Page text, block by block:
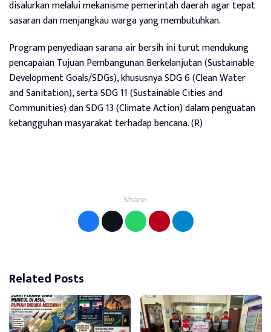
disalurkan melalui mekanisme pemerintah daerah agar tepat
sasaran dan menjangkau warga yang membutuhkan.
Program penyediaan sarana air bersih ini turut mendukung
pencapaian Tujuan Pembangunan Berkelanjutan (Sustainable
Development Goals/SDGs), khususnya SDG 6 (Clean Water
and Sanitation), serta SDG 11 (Sustainable Cities and
Communities) dan SDG 13 (Climate Action) dalam penguatan
ketangguhan masyarakat terhadap bencana. (R)
Share:
Related Posts